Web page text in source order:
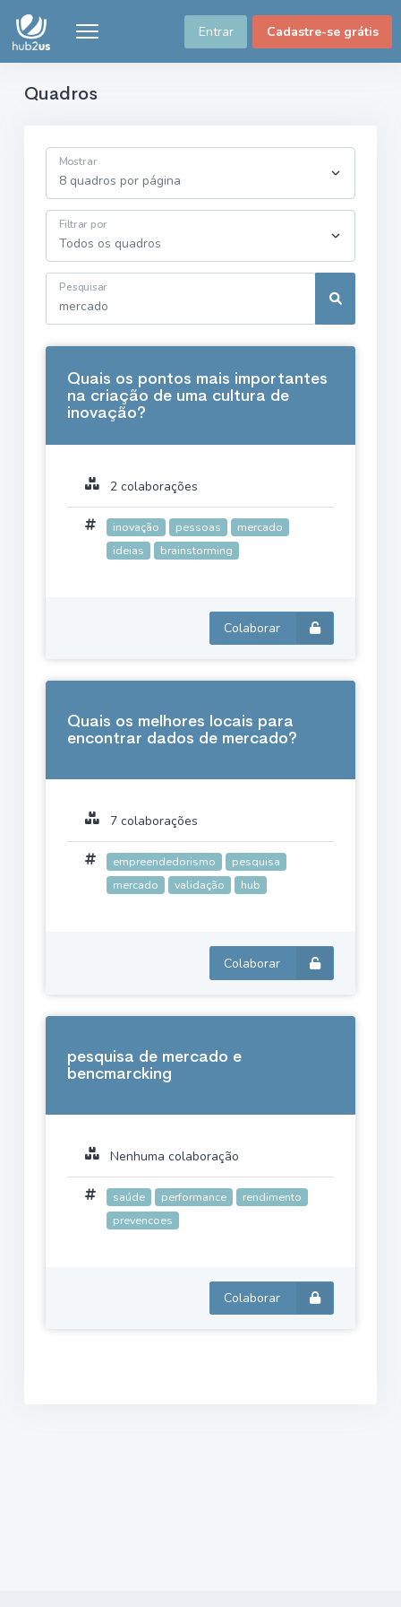
Entrar Cadastre-se grátis
Quadros
Mostrar
Filtrar por
Pesquisar
Quais os pontos mais importantes
na criação de uma cultura de
inovação?
2 colaborações
inovação pessoas
mercado
ideias
brainstorming
Colaborar
Quais os melhores locais para
encontrar dados de mercado?
7 colaborações
empreendedorismo
pesquisa
mercado
validação hub
Colaborar
pesquisa de mercado e
bencmarcking
Nenhuma colaboração
saúde performance
rendimento
prevencoes
Colaborar